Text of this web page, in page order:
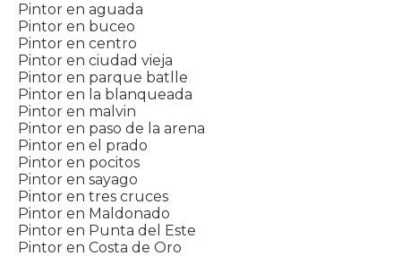
Pintor en aguada
Pintor en buceo
Pintor en centro
Pintor en ciudad vieja
Pintor en parque batlle
Pintor en la blanqueada
Pintor en malvin
Pintor en paso de la arena
Pintor en el prado
Pintor en pocitos
Pintor en sayago
Pintor en tres cruces
Pintor en Maldonado
Pintor en Punta del Este
Pintor en Costa de Oro